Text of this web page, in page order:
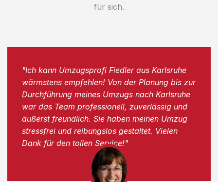
für sich.
"Ich kann Umzugsprofi Fiedler aus Karlsruhe
wärmstens empfehlen! Von der Planung bis zur
Durchführung meines Umzugs nach Karlsruhe
war das Team professionell, zuverlässig und
äußerst freundlich. Sie haben meinen Umzug
stressfrei und reibungslos gestaltet. Vielen
Dank für den tollen Service!"